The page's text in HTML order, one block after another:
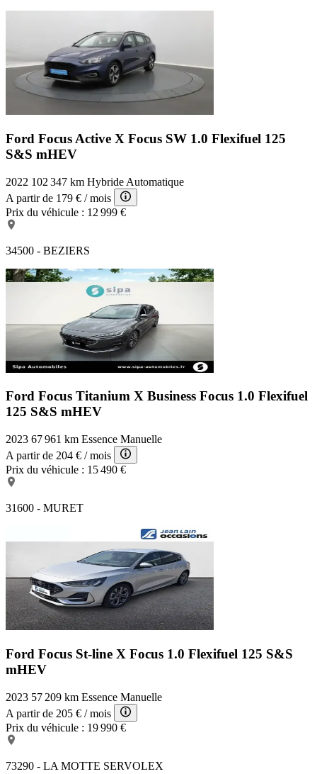
Ford Focus Active X Focus SW 1.0 Flexifuel 125
S&S mHEV
2022 102 347 km Hybride Automatique
A partir de 179 € / mois
Prix du véhicule : 12 999 €
34500 - BEZIERS
Ford Focus Titanium X Business Focus 1.0 Flexifuel
125 S&S mHEV
2023 67 961 km Essence Manuelle
A partir de 204 € / mois
Prix du véhicule : 15 490 €
31600 - MURET
Ford Focus St-line X Focus 1.0 Flexifuel 125 S&S
mHEV
2023 57 209 km Essence Manuelle
A partir de 205 € / mois
Prix du véhicule : 19 990 €
73290 - LA MOTTE SERVOLEX